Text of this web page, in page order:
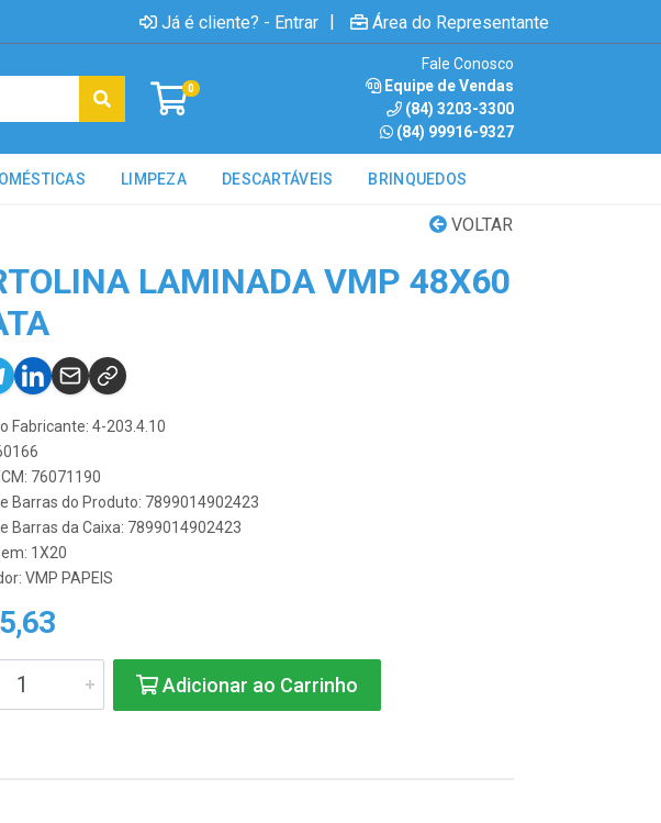
Já é cliente? - Entrar | Área do Representante
0
Fale Conosco
Equipe de Vendas
(84) 3203-3300
(84) 99916-9327
LIMPEZA DESCARTÁVEIS BRINQUEDOS
VOLTAR
LAMINADA VMP 48X60
Fabricante: 4-203.4.10
76071190
Barras do Produto: 7899014902423
Barras da Caixa: 7899014902423
1X20
VMP PAPEIS
Adicionar ao Carrinho